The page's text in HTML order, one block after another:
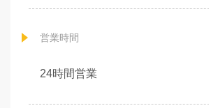
営業時間
24時間営業